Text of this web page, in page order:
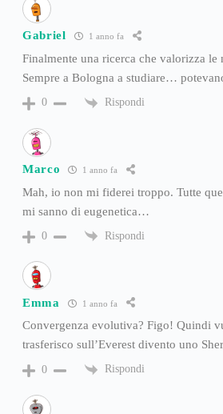
Gabriel 1 anno fa
Finalmente una ricerca che valorizza le
Sempre a Bologna a studiare…
0 Rispondi
Marco 1 anno fa
Mah, io non mi fiderei troppo. Tutte
mi sanno di eugenetica…
0 Rispondi
Emma 1 anno fa
Convergenza evolutiva? Figo! Quindi
trasferisco sull’Everest divento uno
0 Rispondi